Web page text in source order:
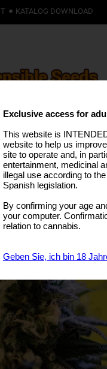
KATALOG DOWNLOAD
SAMEN HIGH THC
(89)
Exclusive access for
This website is
website to help us
site to operate and, in
entertainment, medicinal
illegal use according to
Spanish legislation.
By confirming your age
your computer.
relation to cannabis.
Geben Sie, ich bin 18